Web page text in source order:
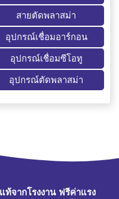
สายตัดพลาสม่า
อุปกรณ์เชื่อมอาร์กอน
อุปกรณ์เชื่อมซีโอทู
อุปกรณ์ตัดพลาสม่า
จากโรงงาน ฟรีค่าแรง